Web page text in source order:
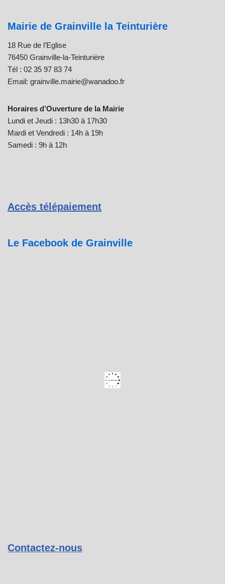
Mairie de Grainville la Teinturière
18 Rue de l’Eglise
76450 Grainville-la-Teinturière
Tél : 02 35 97 83 74
Email: grainville.mairie@wanadoo.fr
Horaires d’Ouverture de la Mairie
Lundi et Jeudi : 13h30 à 17h30
Mardi et Vendredi : 14h à 19h
Samedi : 9h à 12h
Accès télépaiement
Le Facebook de Grainville
Contactez-nous